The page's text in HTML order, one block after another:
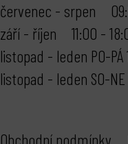
červenec - srpen
září - říjen 11:00 -
listopad - leden PO-PÁ
listopad - leden SO-
Obchodní podmínky